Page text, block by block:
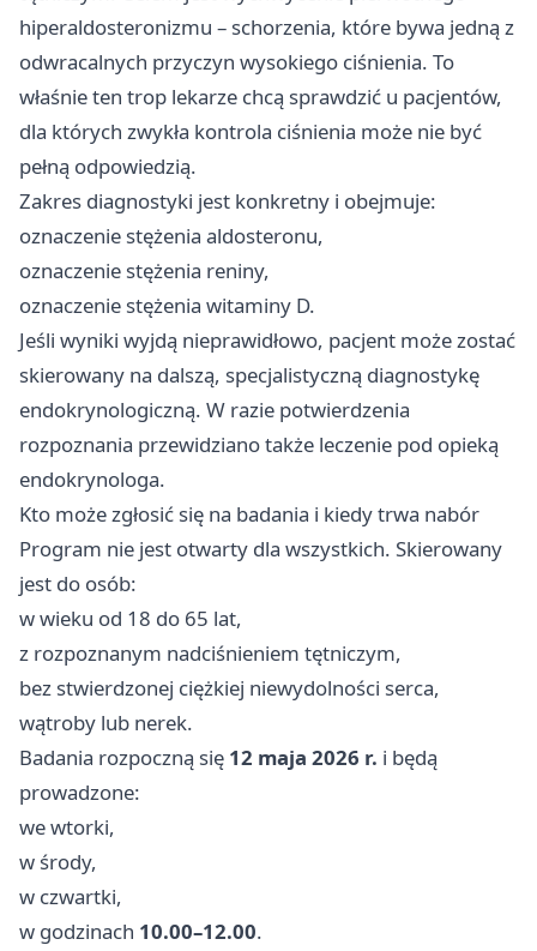
hiperaldosteronizmu – schorzenia, które bywa jedną z
odwracalnych przyczyn wysokiego ciśnienia. To
właśnie ten trop lekarze chcą sprawdzić u pacjentów,
dla których zwykła kontrola ciśnienia może nie być
pełną odpowiedzią.
Zakres diagnostyki jest konkretny i obejmuje:
oznaczenie stężenia aldosteronu,
oznaczenie stężenia reniny,
oznaczenie stężenia witaminy D.
Jeśli wyniki wyjdą nieprawidłowo, pacjent może zostać
skierowany na dalszą, specjalistyczną diagnostykę
endokrynologiczną. W razie potwierdzenia
rozpoznania przewidziano także leczenie pod opieką
endokrynologa.
Kto może zgłosić się na badania i kiedy trwa nabór
Program nie jest otwarty dla wszystkich. Skierowany
jest do osób:
w wieku od 18 do 65 lat,
z rozpoznanym nadciśnieniem tętniczym,
bez stwierdzonej ciężkiej niewydolności serca,
wątroby lub nerek.
Badania rozpoczną się 12 maja 2026 r. i będą
prowadzone:
we wtorki,
w środy,
w czwartki,
w godzinach 10.00–12.00.